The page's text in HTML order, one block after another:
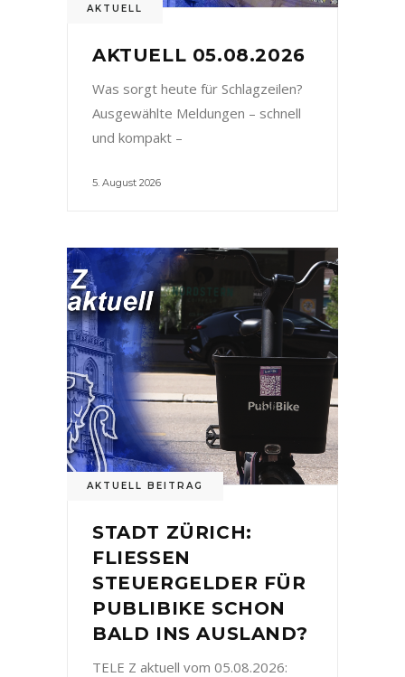
AKTUELL
AKTUELL 05.08.2026
Was sorgt heute für Schlagzeilen?
Ausgewählte Meldungen – schnell
und kompakt –
5. August 2026
AKTUELL BEITRAG
STADT ZÜRICH:
FLIESSEN
STEUERGELDER FÜR
PUBLIBIKE SCHON
BALD INS AUSLAND?
TELE Z aktuell vom 05.08.2026: